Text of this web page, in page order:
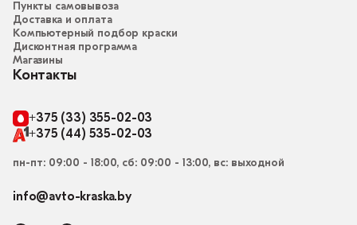
Пункты самовывоза
Доставка и оплата
Компьютерный подбор краски
Дисконтная программа
Магазины
Контакты
+375 (33) 355-02-03
+375 (44) 535-02-03
пн-пт: 09:00 - 18:00, сб: 09:00 - 13:00, вс: выходной
info@avto-kraska.by